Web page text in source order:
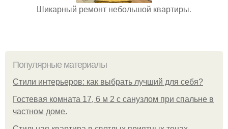
Шикарный ремонт небольшой квартиры.
Популярные материалы
Стили интерьеров: как выбрать лучший для себя?
Гостевая комната 17, 6 м 2 с санузлом при спальне в
частном доме.